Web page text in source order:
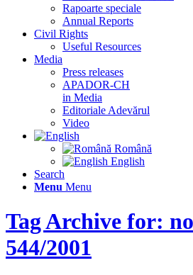
Rapoarte speciale
Annual Reports
Civil Rights
Useful Resources
Media
Press releases
APADOR-CH
in Media
Editoriale Adevărul
Video
Română
English
Search
Menu Menu
Tag Archive for:
544/2001